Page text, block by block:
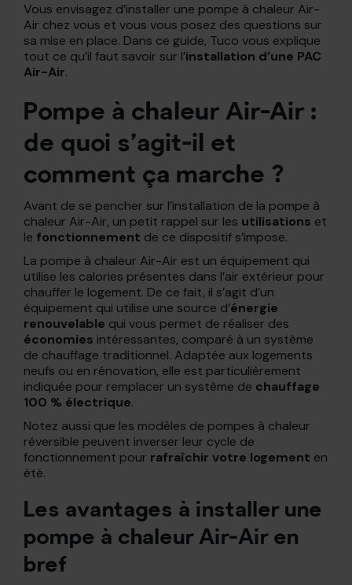
Vous envisagez d’installer une pompe à chaleur Air-
Air chez vous et vous vous posez des questions sur
sa mise en place. Dans ce guide, Tuco vous explique
tout ce qu’il faut savoir sur l’installation d’une PAC
Air-Air.
Pompe à chaleur Air-Air :
de quoi s’agit-il et
comment ça marche ?
Avant de se pencher sur l’installation de la pompe à
chaleur Air-Air, un petit rappel sur les utilisations et
le fonctionnement de ce dispositif s’impose.
La pompe à chaleur Air-Air est un équipement qui
utilise les calories présentes dans l’air extérieur pour
chauffer le logement. De ce fait, il s’agit d’un
équipement qui utilise une source d’énergie
renouvelable qui vous permet de réaliser des
économies intéressantes, comparé à un système
de chauffage traditionnel. Adaptée aux logements
neufs ou en rénovation, elle est particulièrement
indiquée pour remplacer un système de chauffage
100 % électrique.
Notez aussi que les modèles de pompes à chaleur
réversible peuvent inverser leur cycle de
fonctionnement pour rafraîchir votre logement en
été.
Les avantages à installer une
pompe à chaleur Air-Air en
bref